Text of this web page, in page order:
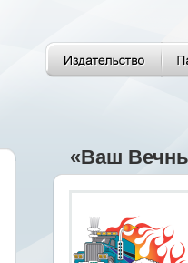
«Ваш